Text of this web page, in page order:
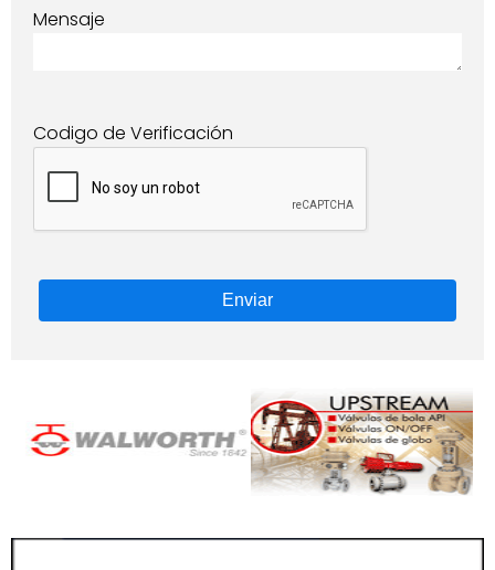
Mensaje
Codigo de Verificación
Enviar